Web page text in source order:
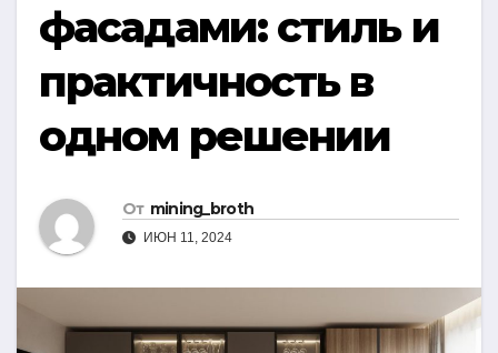
фасадами: стиль и
практичность в
одном решении
От mining_broth
ИЮН 11, 2024